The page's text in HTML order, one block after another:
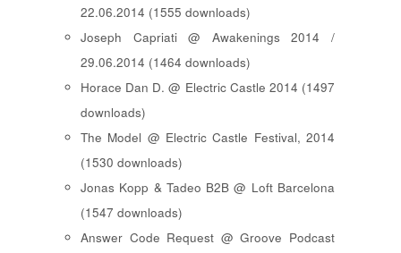
22.06.2014 (1555 downloads)
Joseph Capriati @ Awakenings 2014 /
29.06.2014 (1464 downloads)
Horace Dan D. @ Electric Castle 2014 (1497
downloads)
The Model @ Electric Castle Festival, 2014
(1530 downloads)
Jonas Kopp & Tadeo B2B @ Loft Barcelona
(1547 downloads)
Answer Code Request @ Groove Podcast